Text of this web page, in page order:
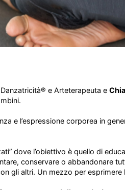
e Arteterapeuta e
e l’espressione corporea in
dove l’obiettivo è quello di
conservare o abbandonare
gli altri. Un mezzo per esprimere